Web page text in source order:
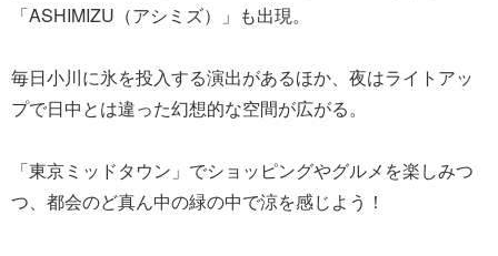
「ASHIMIZU（アシミズ）」も出現。
毎日小川に氷を投入する演出があるほか、夜はライトアッ
プで日中とは違った幻想的な空間が広がる。
「東京ミッドタウン」でショッピングやグルメを楽しみつ
つ、都会のど真ん中の緑の中で涼を感じよう！